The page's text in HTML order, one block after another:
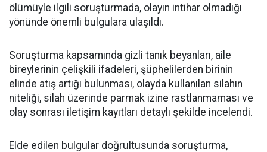
ölümüyle ilgili soruşturmada, olayın intihar olmadığı
yönünde önemli bulgulara ulaşıldı.
Soruşturma kapsamında gizli tanık beyanları, aile
bireylerinin çelişkili ifadeleri, şüphelilerden birinin
elinde atış artığı bulunması, olayda kullanılan silahın
niteliği, silah üzerinde parmak izine rastlanmaması ve
olay sonrası iletişim kayıtları detaylı şekilde incelendi.
Elde edilen bulgular doğrultusunda soruşturma,